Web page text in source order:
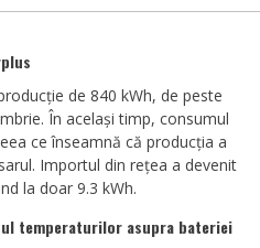
de 840 kWh, de peste
În același timp, consumul
ce înseamnă că producția a
Importul din rețea a devenit
la doar 9.3 kWh.
temperaturilor asupra bateriei